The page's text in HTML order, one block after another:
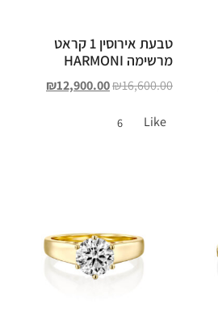
טבעת אירוסין 1 קראט
מרשימה HARMONI
₪16,600.00
₪12,900.00
Like
6